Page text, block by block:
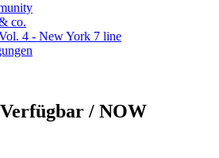
co.
4 - New York 7 line
/ NOW